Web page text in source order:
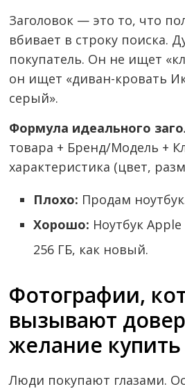
Заголовок — это то, что
вбивает в строку поиска.
покупатель. Он не ищет
он ищет «диван-кровать
серый».
Формула идеального
товара + Бренд/Модель +
характеристика (цвет,
Плохо: Продам
Хорошо: Ноутбук
256 ГБ, как новый.
Фотографии,
вызывают
желание купить
Люди покупают глазами.